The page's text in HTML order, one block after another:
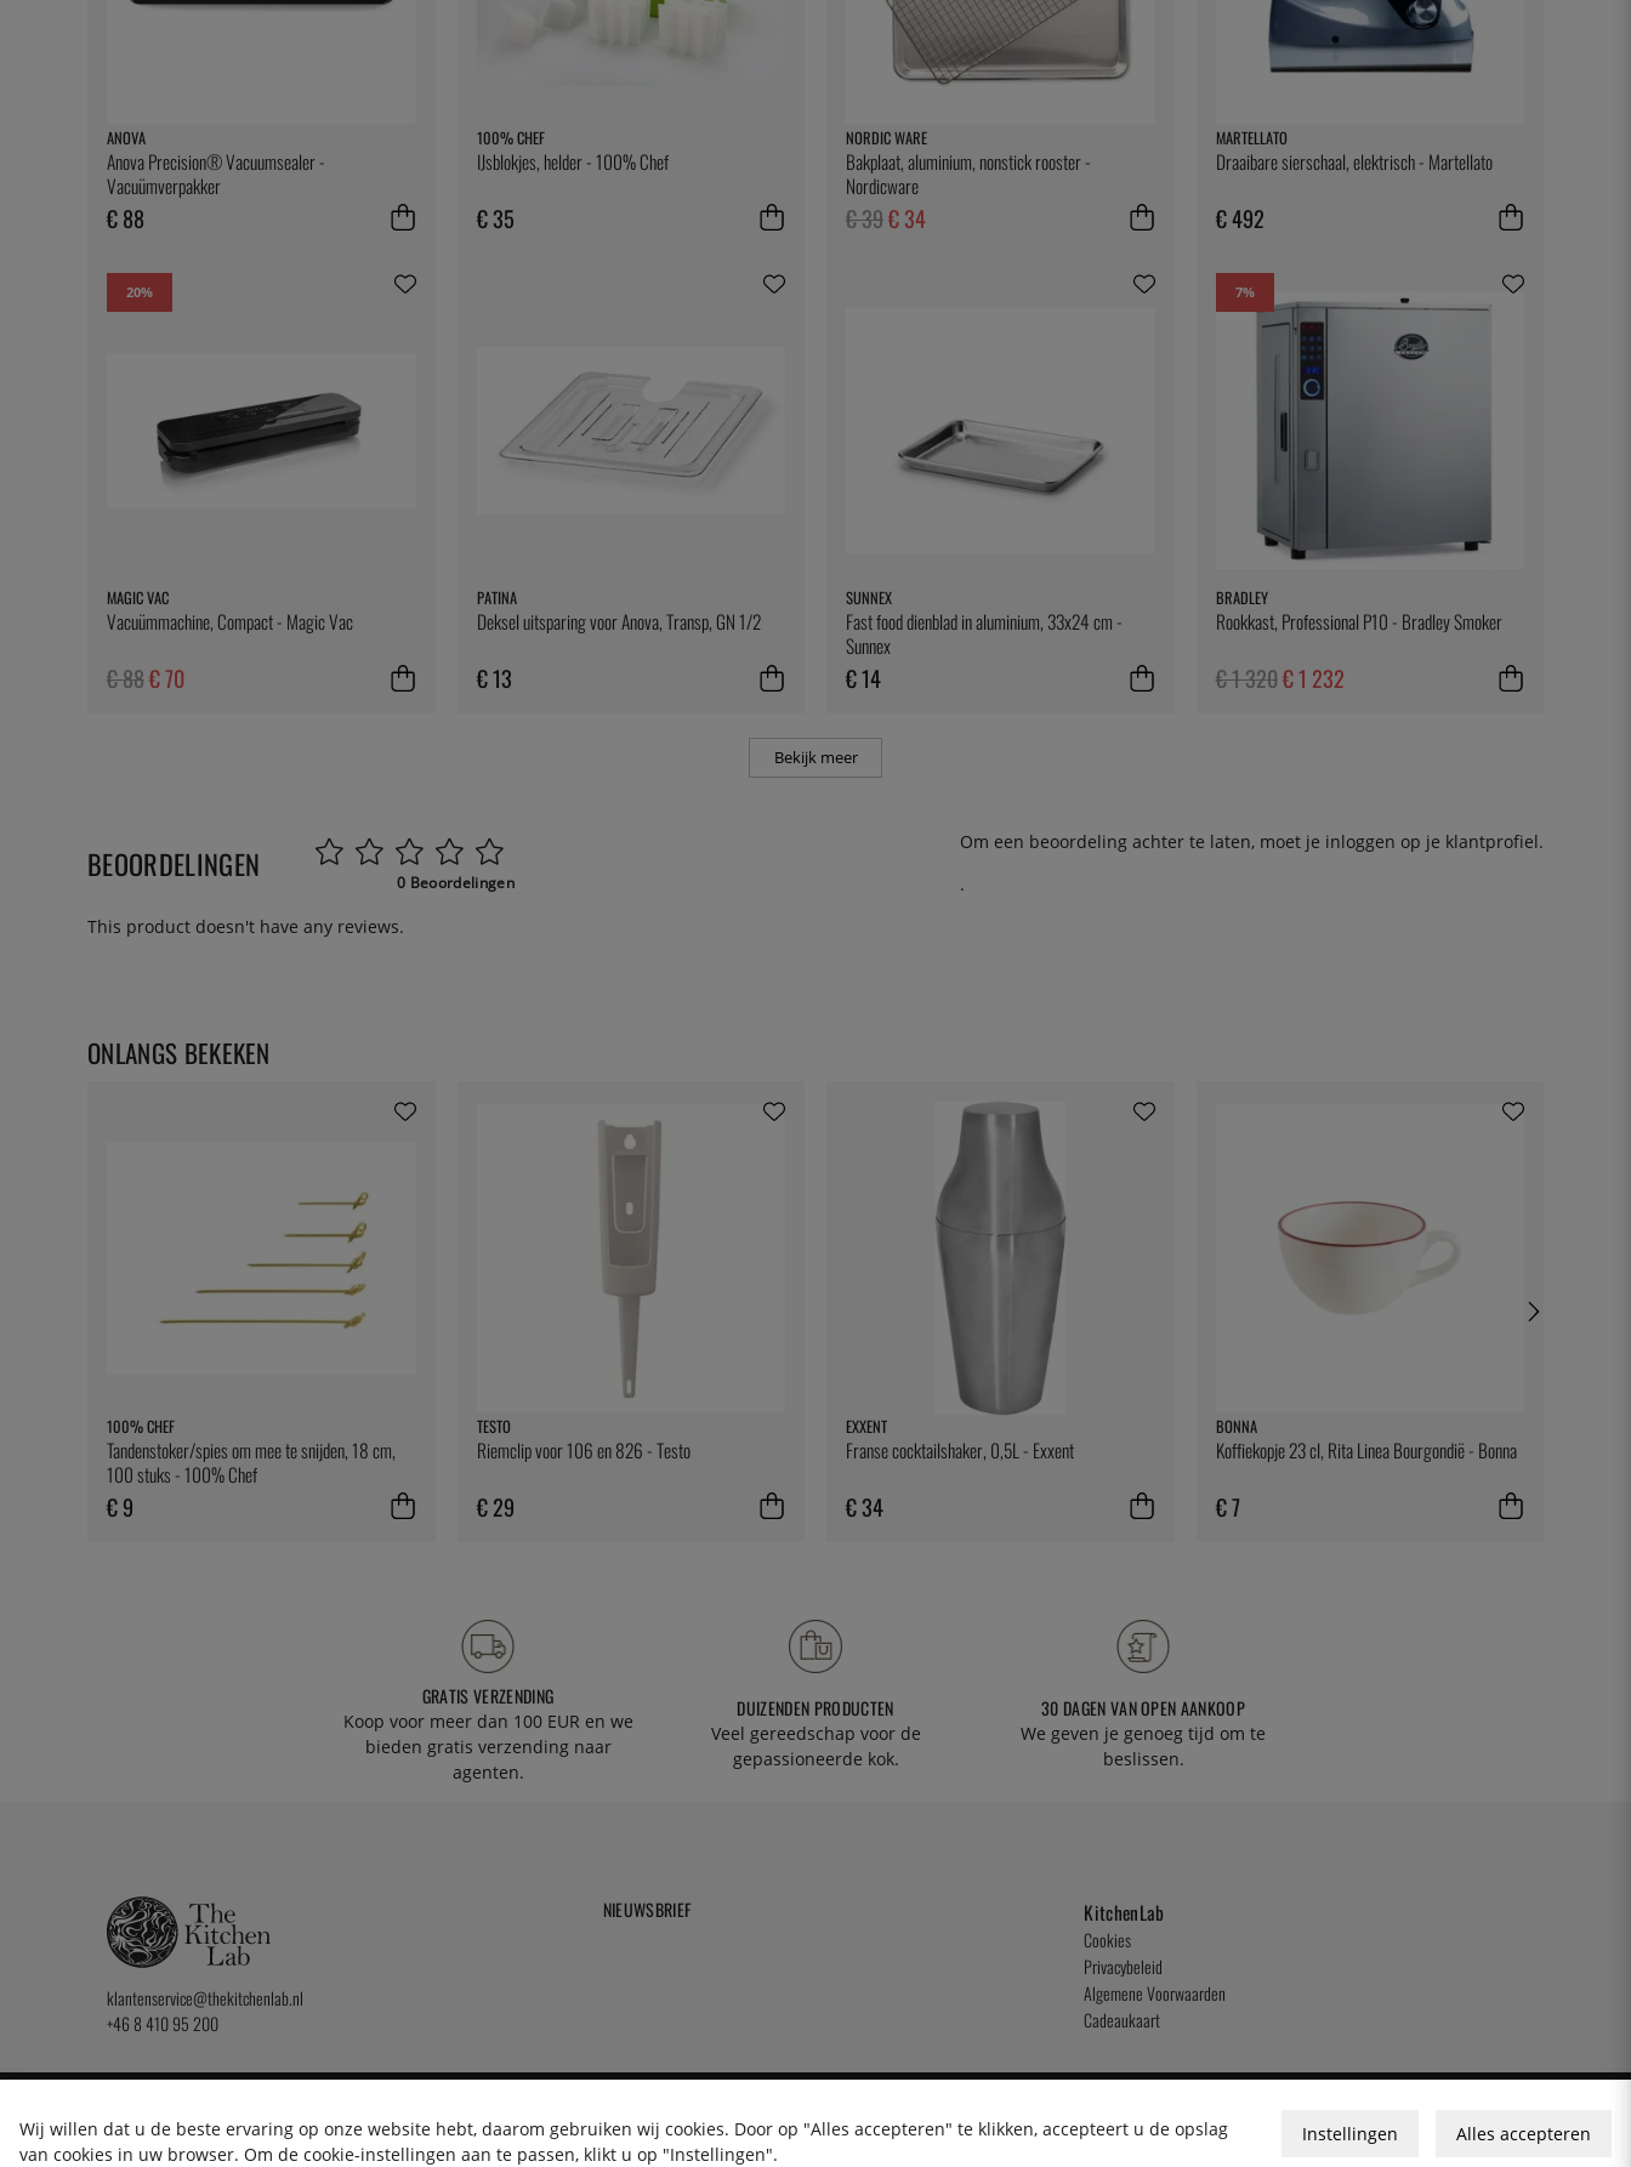
ANOVA
Anova Precision® Vacuumsealer -
Vacuümverpakker
€ 88
100% CHEF
IJsblokjes, helder - 100% Chef
€ 35
NORDIC WARE
Bakplaat, aluminium, nonstick rooster -
Nordicware
€ 39€ 34
MARTELLATO
Draaibare sierschaal, elektrisch - Martellato
€ 492
20%
MAGIC VAC
Vacuümmachine, Compact - Magic Vac
€ 88€ 70
PATINA
Deksel uitsparing voor Anova, Transp, GN 1/2
€ 13
SUNNEX
Fast food dienblad in aluminium, 33x24 cm -
Sunnex
€ 14
7%
BRADLEY
Rookkast, Professional P10 - Bradley Smoker
€ 1 320€ 1 232
Bekijk meer
BEOORDELINGEN 0 Beoordelingen
Om een beoordeling achter te laten, moet je inloggen op je klantprofiel.
.
This product doesn't have any reviews.
ONLANGS BEKEKEN
100% CHEF
Tandenstoker/spies om mee te snijden, 18 cm,
100 stuks - 100% Chef
€ 9
TESTO
Riemclip voor 106 en 826 - Testo
€ 29
EXXENT
Franse cocktailshaker, 0,5L - Exxent
€ 34
BONNA
Koffiekopje 23 cl, Rita Linea Bourgondië - Bonna
€ 7
GRATIS VERZENDING
Koop voor meer dan 100 EUR en we
bieden gratis verzending naar
agenten.
DUIZENDEN PRODUCTEN
Veel gereedschap voor de
gepassioneerde kok.
30 DAGEN VAN OPEN AANKOOP
We geven je genoeg tijd om te
beslissen.
klantenservice@thekitchenlab.nl
+46 8 410 95 200
NIEUWSBRIEF KitchenLab
Cookies
Privacybeleid
Algemene Voorwaarden
Cadeaukaart
2026 KitchenLab AB
Wij willen dat u de beste ervaring op onze website hebt, daarom gebruiken wij cookies. Door op "Alles accepteren" te klikken, accepteert u de opslag
van cookies in uw browser. Om de cookie-instellingen aan te passen, klikt u op "Instellingen".
Instellingen Alles accepteren